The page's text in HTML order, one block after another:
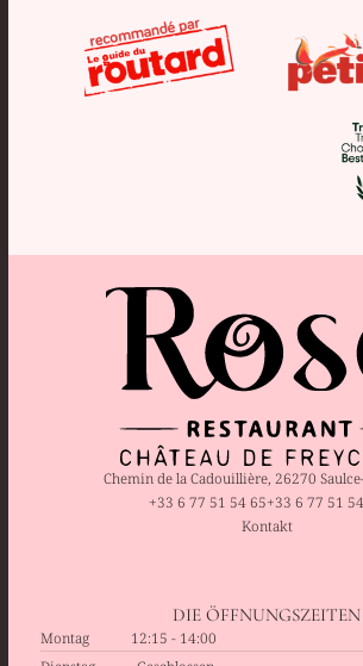
Chemin de la Cadouillière, 26270
+33 6 77 51 54 65+33 6 77 51
Kontakt
DIE ÖFFNUNGSZEITEN
Montag
12:15 - 14:00